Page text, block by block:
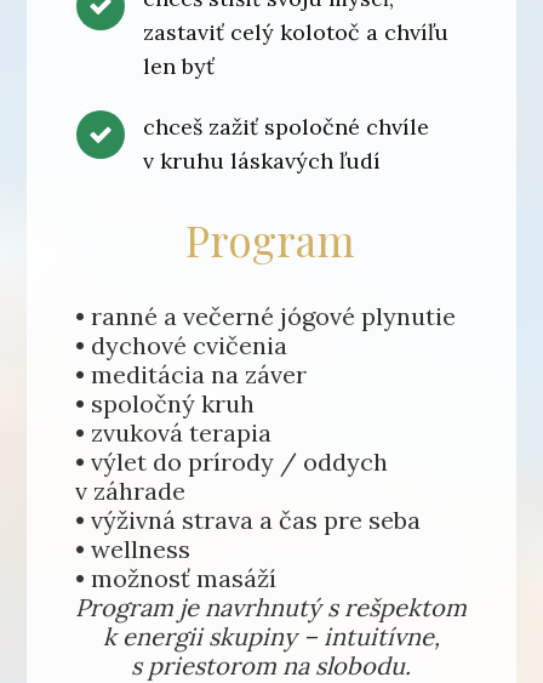
zastaviť celý kolotoč a chvíľu
len byť
chceš zažiť spoločné chvíle
v kruhu láskavých ľudí
Program
• ranné a večerné jógové plynutie
• dychové cvičenia
• meditácia na záver
• spoločný kruh
• zvuková terapia
• výlet do prírody / oddych
v záhrade
• výživná strava a čas pre seba
• wellness
• možnosť masáží
Program je navrhnutý s rešpektom
k energii skupiny – intuitívne,
s priestorom na slobodu.